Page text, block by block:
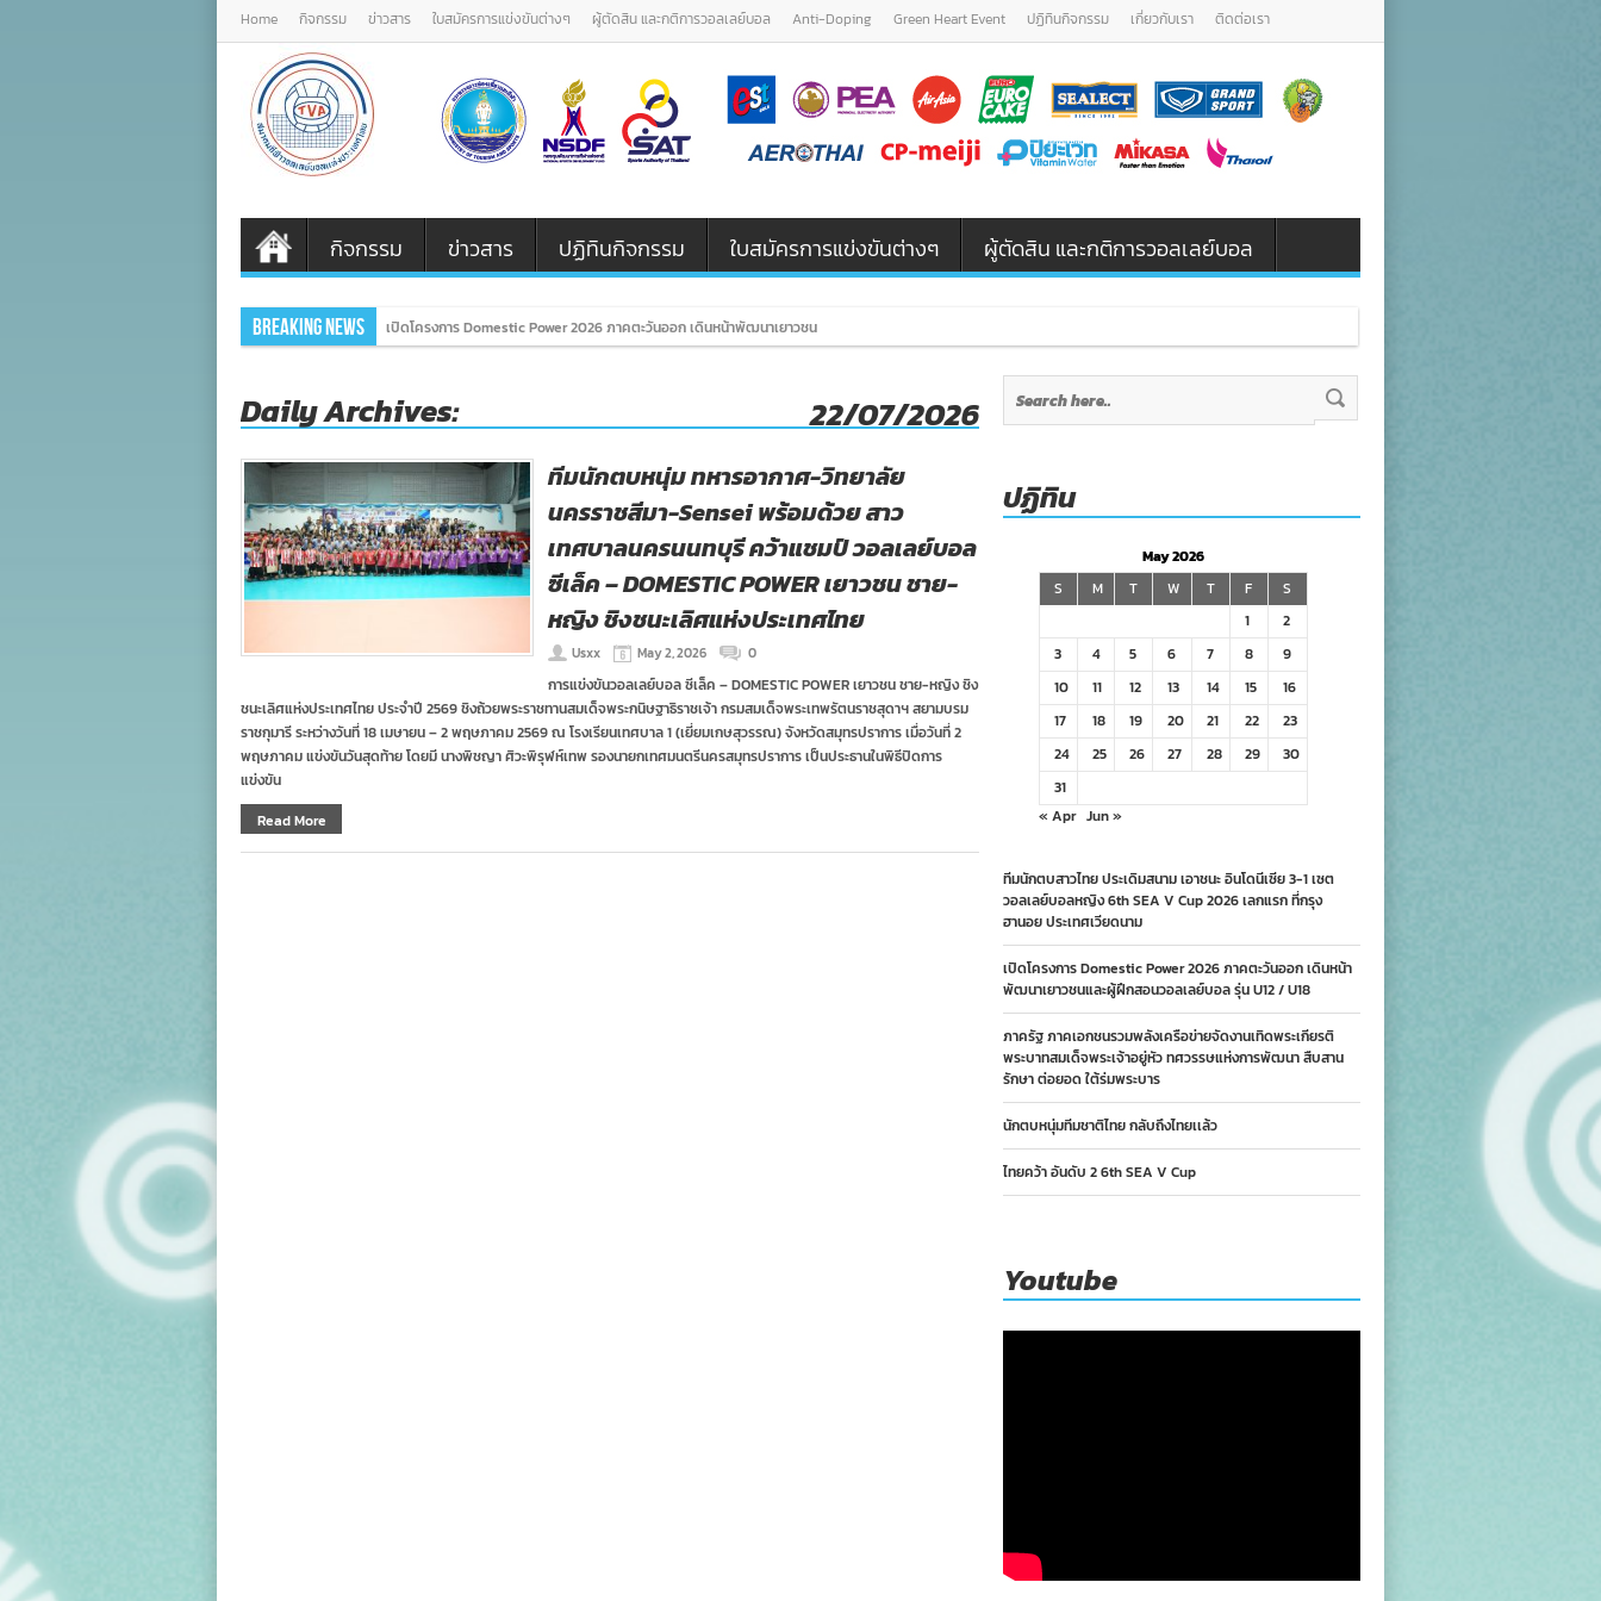
Home กิจกรรม ข่าวสาร ใบสมัครการแข่งขันต่างๆ ผู้ตัดสิน และกติการวอลเลย์บอล Anti-Doping Green Heart Event ปฏิทินกิจกรรม เกี่ยวกับเรา ติดต่อเรา
กิจกรรม ข่าวสาร ปฏิทินกิจกรรม ใบสมัครการแข่งขันต่างๆ ผู้ตัดสิน และกติการวอลเลย์บอล
Breaking News เปิดโครงการ Domestic Power 2026 ภาคตะวันออก เดินหน้าพัฒนาเยาวชนและผู้ฝึกสอนวอลเลย์บอล รุ่น U12
Daily Archives: 22/07/2026
ทีมนักตบหนุ่ม ทหารอากาศ-วิทยาลัย
นครราชสีมา-Sensei พร้อมด้วย สาว
เทศบาลนครนนทบุรี คว้าแชมป์ วอลเลย์บอล
ซีเล็ค – DOMESTIC POWER เยาวชน ชาย-
หญิง ชิงชนะเลิศแห่งประเทศไทย
Usxx May 2, 2026 0
การแข่งขันวอลเลย์บอล ซีเล็ค – DOMESTIC POWER เยาวชน ชาย-หญิง ชิง
ชนะเลิศแห่งประเทศไทย ประจำปี 2569 ชิงถ้วยพระราชทานสมเด็จพระกนิษฐาธิราชเจ้า กรมสมเด็จพระเทพรัตนราชสุดาฯ สยามบรม
ราชกุมารี ระหว่างวันที่ 18 เมษายน – 2 พฤษภาคม 2569 ณ โรงเรียนเทศบาล 1 (เยี่ยมเกษสุวรรณ) จังหวัดสมุทรปราการ เมื่อวันที่ 2
พฤษภาคม แข่งขันวันสุดท้าย โดยมี นางพิชญา ศิวะพิรุฬห์เทพ รองนายกเทศมนตรีนครสมุทรปราการ เป็นประธานในพิธีปิดการ
แข่งขัน
Read More
ปฏิทิน
May 2026
S
M T W T F
S
1
2
3
4 5 6 7 8
9
10
11 12 13 14 15
16
17
18 19 20 21 22
23
24
25 26 27 28 29
30
31
« Apr Jun »
ทีมนักตบสาวไทย ประเดิมสนาม เอาชนะ อินโดนีเซีย 3-1 เซต
วอลเลย์บอลหญิง 6th SEA V Cup 2026 เลกแรก ที่กรุง
ฮานอย ประเทศเวียดนาม
เปิดโครงการ Domestic Power 2026 ภาคตะวันออก เดินหน้า
พัฒนาเยาวชนและผู้ฝึกสอนวอลเลย์บอล รุ่น U12 / U18
ภาครัฐ ภาคเอกชนรวมพลังเครือข่ายจัดงานเทิดพระเกียรติ
พระบาทสมเด็จพระเจ้าอยู่หัว ทศวรรษแห่งการพัฒนา สืบสาน
รักษา ต่อยอด ใต้ร่มพระบาร
นักตบหนุ่มทีมชาติไทย กลับถึงไทยเเล้ว
ไทยคว้า อันดับ 2 6th SEA V Cup
Youtube